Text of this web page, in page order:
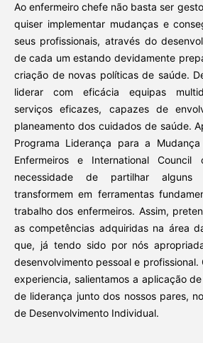
Ao enfermeiro chefe não basta ser
quiser implementar mudanças e
seus profissionais, através do
de cada um estando devidamente
criação de novas políticas de saúde.
liderar com eficácia equipas
serviços eficazes, capazes de
planeamento dos cuidados de saúde.
Programa Liderança para a
Enfermeiros e International
necessidade de partilhar
transformem em ferramentas
trabalho dos enfermeiros. Assim,
as competências adquiridas na área
que, já tendo sido por nós
desenvolvimento pessoal e profissional.
experiencia, salientamos a aplicação
de liderança junto dos nossos pares,
de Desenvolvimento Individual.